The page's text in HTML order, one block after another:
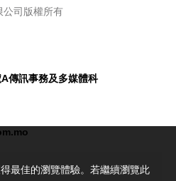
司版權所有
傳訊事務及多媒體科
最佳的瀏覽體驗。若繼續瀏覽此